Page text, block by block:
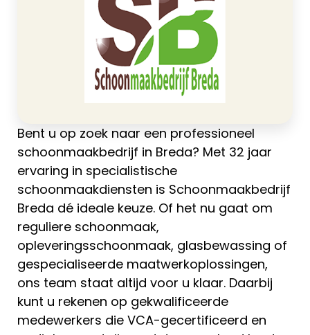
Schoonmaakbedrijf Breda B.V.
Bent u op zoek naar een professioneel
schoonmaakbedrijf in Breda? Met 32 jaar
ervaring in specialistische
schoonmaakdiensten is Schoonmaakbedrijf
Breda dé ideale keuze. Of het nu gaat om
reguliere schoonmaak,
opleveringsschoonmaak, glasbewassing of
gespecialiseerde maatwerkoplossingen,
ons team staat altijd voor u klaar. Daarbij
kunt u rekenen op gekwalificeerde
medewerkers die VCA-gecertificeerd en